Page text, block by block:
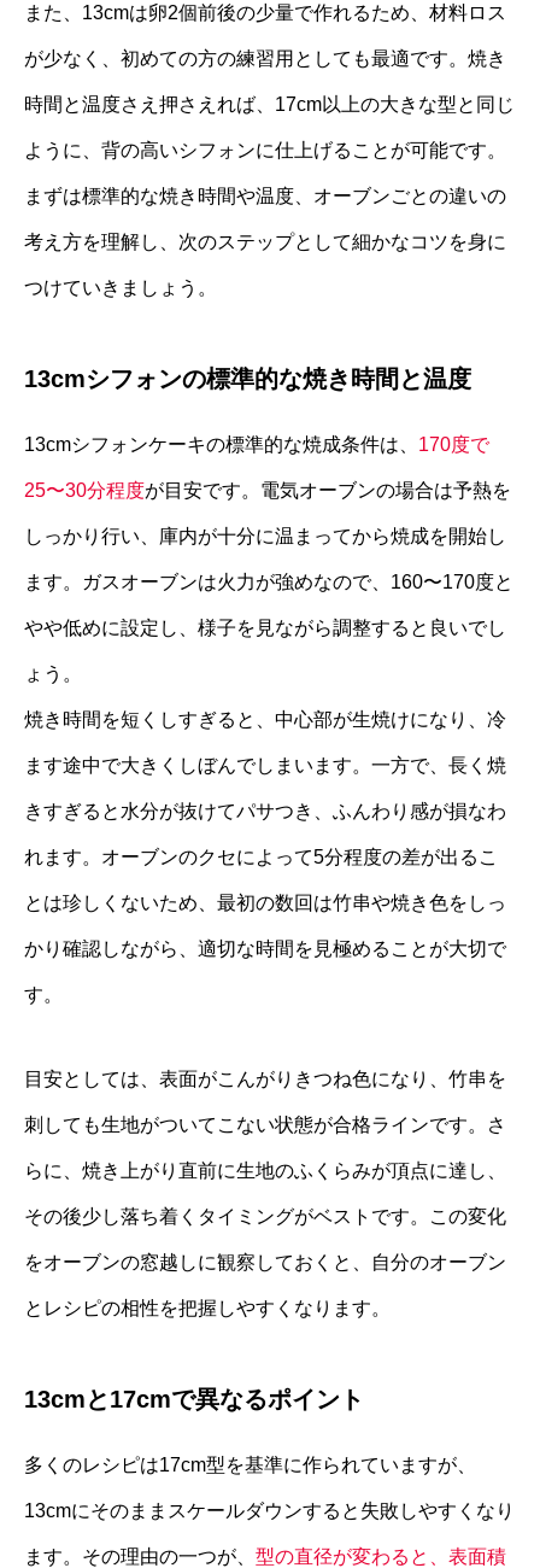
また、13cmは卵2個前後の少量で作れるため、材料ロス
が少なく、初めての方の練習用としても最適です。焼き
時間と温度さえ押さえれば、17cm以上の大きな型と同じ
ように、背の高いシフォンに仕上げることが可能です。
まずは標準的な焼き時間や温度、オーブンごとの違いの
考え方を理解し、次のステップとして細かなコツを身に
つけていきましょう。
13cmシフォンの標準的な焼き時間と温度
13cmシフォンケーキの標準的な焼成条件は、 170度で
25〜30分程度が目安です。電気オーブンの場合は予熱を
しっかり行い、庫内が十分に温まってから焼成を開始し
ます。ガスオーブンは火力が強めなので、160〜170度と
やや低めに設定し、様子を見ながら調整すると良いでし
ょう。
焼き時間を短くしすぎると、中心部が生焼けになり、冷
ます途中で大きくしぼんでしまいます。一方で、長く焼
きすぎると水分が抜けてパサつき、ふんわり感が損なわ
れます。オーブンのクセによって5分程度の差が出るこ
とは珍しくないため、最初の数回は竹串や焼き色をしっ
かり確認しながら、適切な時間を見極めることが大切で
す。
目安としては、表面がこんがりきつね色になり、竹串を
刺しても生地がついてこない状態が合格ラインです。さ
らに、焼き上がり直前に生地のふくらみが頂点に達し、
その後少し落ち着くタイミングがベストです。この変化
をオーブンの窓越しに観察しておくと、自分のオーブン
とレシピの相性を把握しやすくなります。
13cmと17cmで異なるポイント
多くのレシピは17cm型を基準に作られていますが、
13cmにそのままスケールダウンすると失敗しやすくなり
ます。その理由の一つが、 型の直径が変わると、表面積